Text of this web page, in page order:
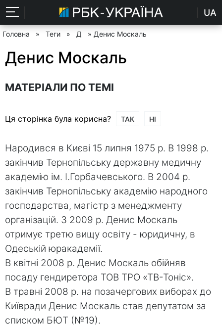
UA
Головна » Теги » Д » Денис Москаль
Денис Москаль
МАТЕРІАЛИ ПО ТЕМІ
Ця сторінка була корисна? ТАК НІ
Народився в Києві 15 липня 1975 р. В 1998 р.
закінчив Тернопільську державну медичну
академію ім. І.Горбачевського. В 2004 р.
закінчив Тернопільську академію народного
господарства, магістр з менеджменту
організацій. З 2009 р. Денис Москаль
отримує третю вищу освіту - юридичну, в
Одеській юракадемії.
В квітні 2008 р. Денис Москаль обійняв
посаду гендиретора ТОВ ТРО «ТВ-Тоніс».
В травні 2008 р. на позачергових виборах до
Київради Денис Москаль став депутатом за
списком БЮТ (№19).